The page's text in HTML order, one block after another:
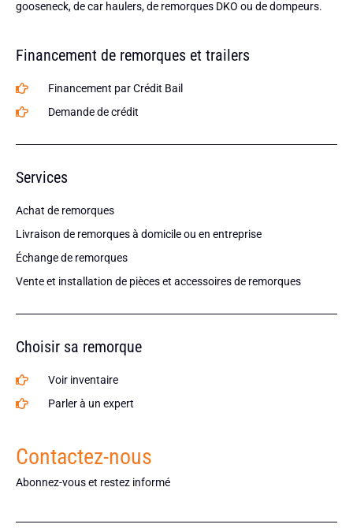
gooseneck, de car haulers, de remorques DKO ou de dompeurs.
Financement de remorques et trailers
Financement par Crédit Bail
Demande de crédit
Services
Achat de remorques
Livraison de remorques à domicile ou en entreprise
Échange de remorques
Vente et installation de pièces et accessoires de remorques
Choisir sa remorque
Voir inventaire
Parler à un expert
Contactez-nous
Abonnez-vous et restez informé